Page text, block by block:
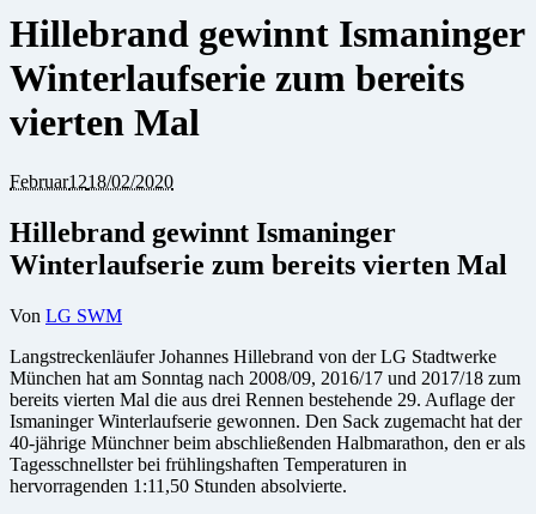
Hillebrand gewinnt Ismaninger
Winterlaufserie zum bereits
vierten Mal
Februar1218/02/2020
Hillebrand gewinnt Ismaninger
Winterlaufserie zum bereits vierten Mal
Von LG SWM
Langstreckenläufer Johannes Hillebrand von der LG Stadtwerke
München hat am Sonntag nach 2008/09, 2016/17 und 2017/18 zum
bereits vierten Mal die aus drei Rennen bestehende 29. Auflage der
Ismaninger Winterlaufserie gewonnen. Den Sack zugemacht hat der
40-jährige Münchner beim abschließenden Halbmarathon, den er als
Tagesschnellster bei frühlingshaften Temperaturen in
hervorragenden 1:11,50 Stunden absolvierte.